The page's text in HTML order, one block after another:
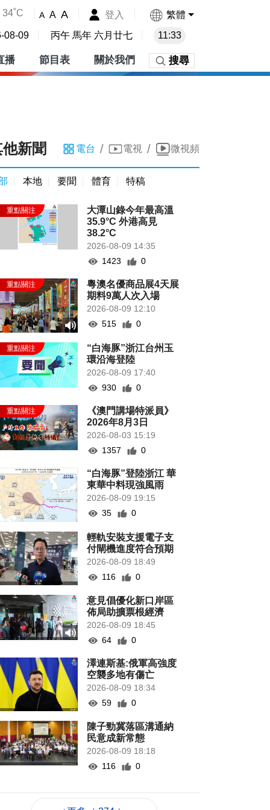
34˚C A A A 登入 繁體
08-09 丙午 馬年 六月廿七 11:33
播 節目表 關於我們 搜尋
新聞 電台 / 電視 / 微視頻
本地 要聞 體育 特稿
大潭山錄今年最高溫
35.9°C 外港高見
38.2°C
2026-08-09 14:35
1423
0
粵澳名優商品展4天展
期料9萬人次入場
2026-08-09 12:10
515
0
“白海豚”浙江台州玉
環沿海登陸
2026-08-09 17:40
930
0
《澳門講場特派員》
2026年8月3日
2026-08-03 15:19
1357
0
“白海豚”登陸浙江 華
東華中料現強風雨
2026-08-09 19:15
35
0
輕軌安裝支援電子支
付閘機進度符合預期
2026-08-09 18:49
116
0
意見倡優化新口岸區
佈局助擴票根經濟
2026-08-09 18:45
64
0
澤連斯基:俄軍高強度
空襲多地有傷亡
2026-08-09 18:34
59
0
陳子勁冀落區溝通納
民意成新常態
2026-08-09 18:18
116
0